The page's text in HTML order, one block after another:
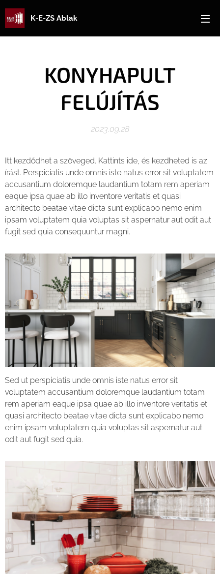
K-E-ZS Ablak
KONYHAPULT
FELÚJÍTÁS
2023.09.28
Itt kezdődhet a szöveged. Kattints ide, és kezdheted is az
írást. Perspiciatis unde omnis iste natus error sit voluptatem
accusantium doloremque laudantium totam rem aperiam
eaque ipsa quae ab illo inventore veritatis et quasi
architecto beatae vitae dicta sunt explicabo nemo enim
ipsam voluptatem quia voluptas sit aspernatur aut odit aut
fugit sed quia consequuntur magni.
Sed ut perspiciatis unde omnis iste natus error sit
voluptatem accusantium doloremque laudantium totam
rem aperiam eaque ipsa quae ab illo inventore veritatis et
quasi architecto beatae vitae dicta sunt explicabo nemo
enim ipsam voluptatem quia voluptas sit aspernatur aut
odit aut fugit sed quia.